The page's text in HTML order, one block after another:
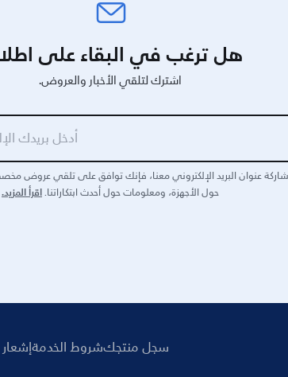
هل ترغب في البقاء على
اشترك لتلقي الأخبار والعروض.
عنوان البريد الإلكتروني معنا، فإنك توافق على تلقي عروض
حول الأجهزة، ومعلومات حول أحدث ابتكاراتنا.اقرأ المزيد.
سجل منتجكشروط الخدمة